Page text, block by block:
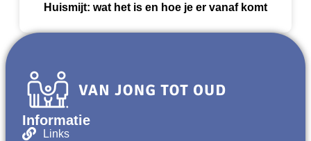
Huismijt: wat het is en hoe je er vanaf komt
Informatie
Links